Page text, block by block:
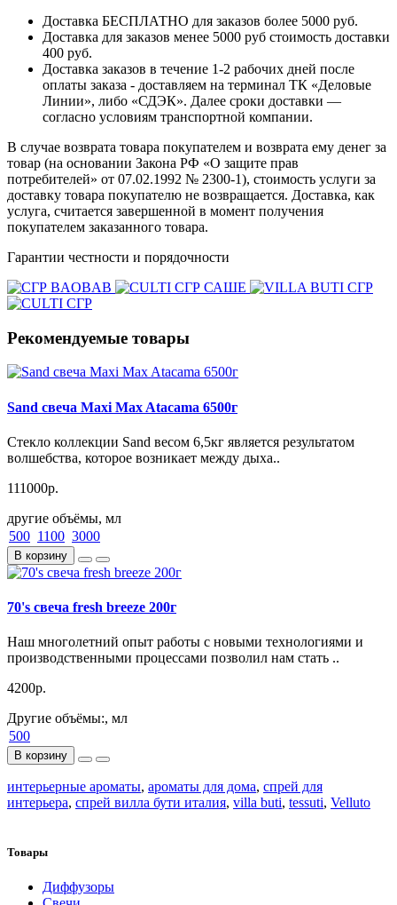
Доставка БЕСПЛАТНО для заказов более 5000 руб.
Доставка для заказов менее 5000 руб стоимость доставки
400 руб.
Доставка заказов в течение 1-2 рабочих дней после
оплаты заказа - доставляем на терминал ТК «Деловые
Линии», либо «СДЭК». Далее сроки доставки —
согласно условиям транспортной компании.
В случае возврата товара покупателем и возврата ему денег за
товар (на основании Закона РФ «О защите прав
потребителей» от 07.02.1992 № 2300-1), стоимость услуги за
доставку товара покупателю не возвращается. Доставка, как
услуга, считается завершенной в момент получения
покупателем заказанного товара.
Гарантии честности и порядочности
Рекомендуемые товары
Sand свеча Maxi Max Atacama 6500г
Стекло коллекции Sand весом 6,5кг является результатом
волшебства, которое возникает между дыха..
111000р.
другие объёмы, мл
500 1100 3000
В корзину
70's свеча fresh breeze 200г
Наш многолетний опыт работы с новыми технологиями и
производственными процессами позволил нам стать ..
4200р.
Другие объёмы:, мл
500
В корзину
интерьерные ароматы, ароматы для дома, спрей для
интерьера, спрей вилла бути италия, villa buti, tessuti, Velluto
Товары
Диффузоры